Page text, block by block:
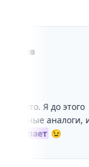
Я до этого
аналоги, и
😉